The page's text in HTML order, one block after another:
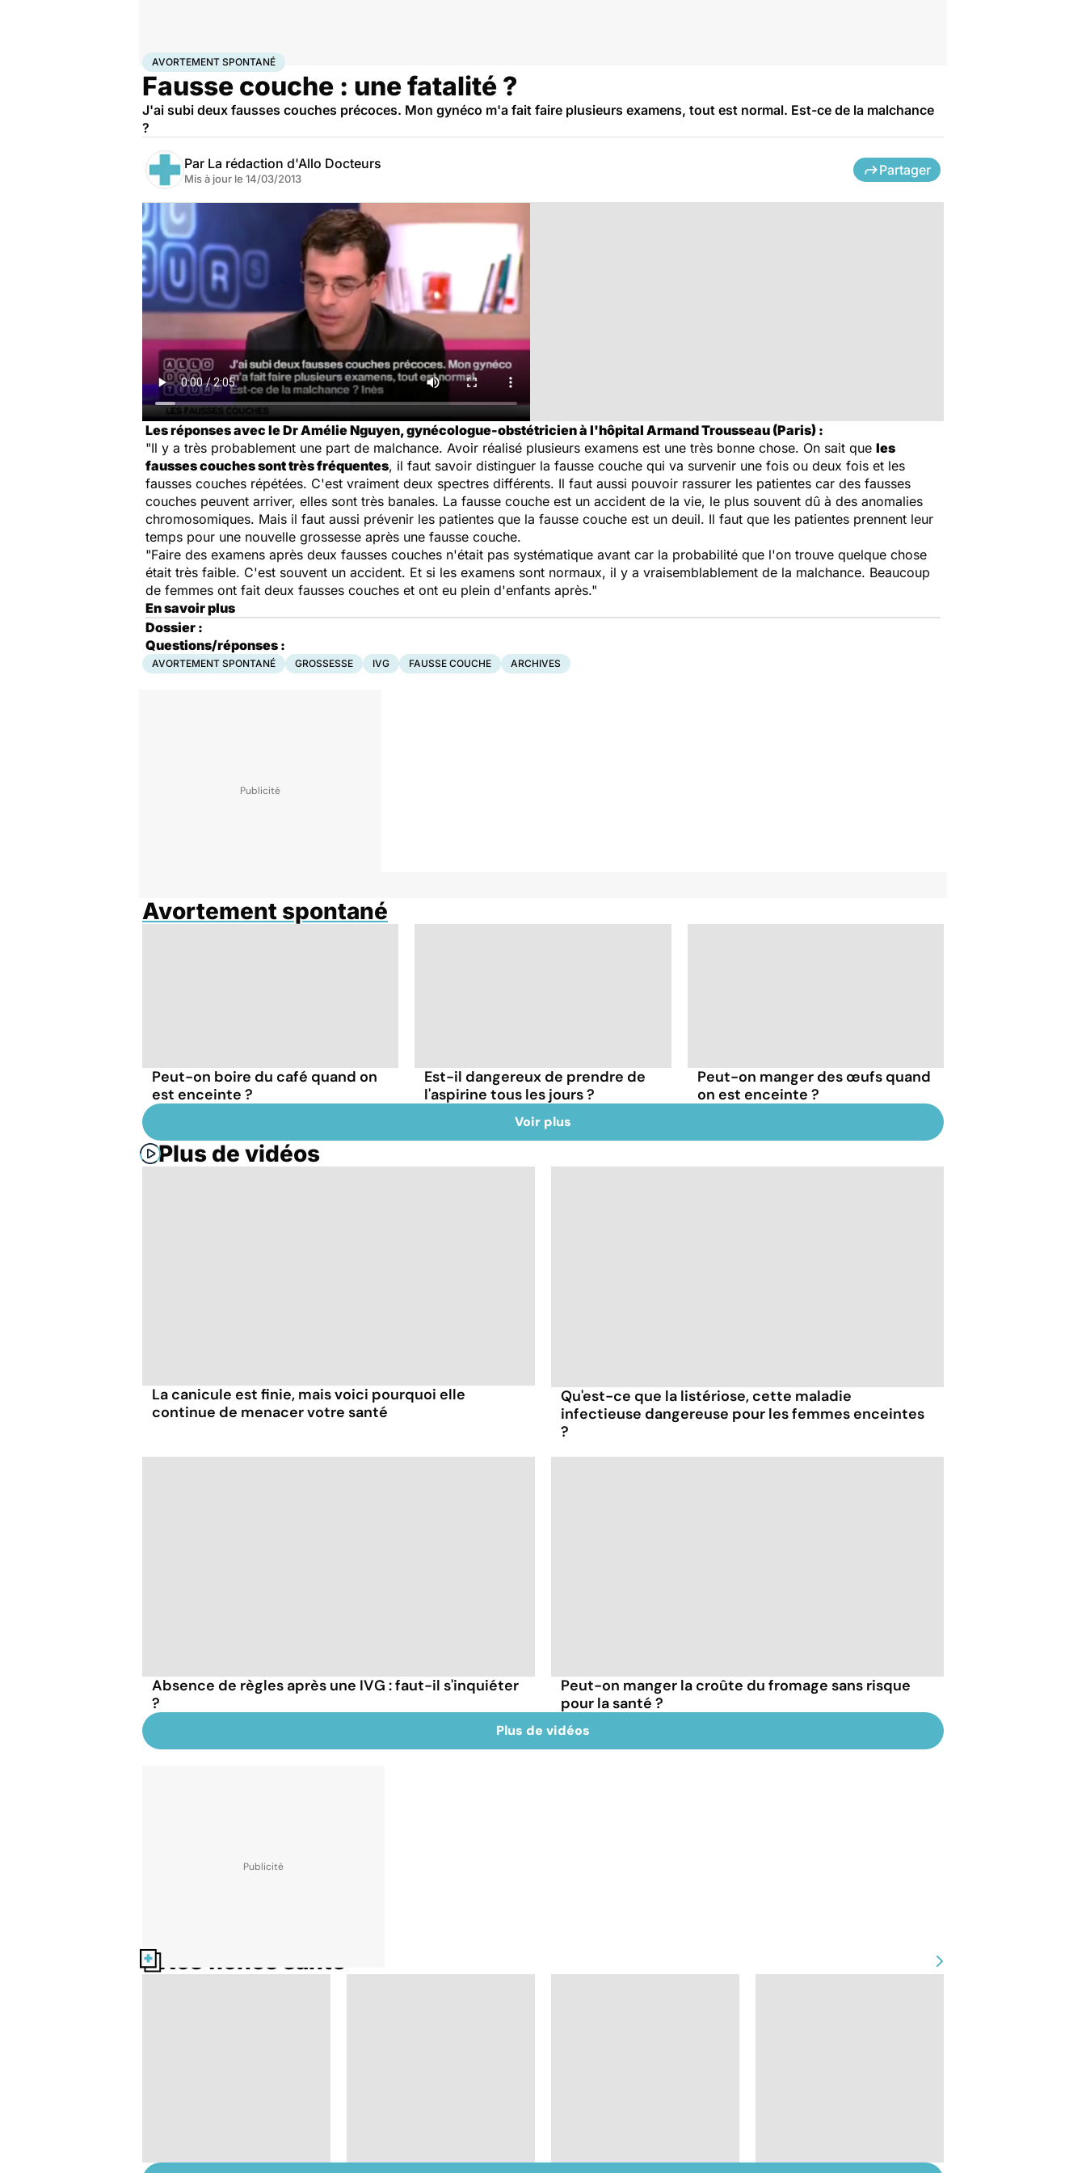
AccueilFamilleGrossesseAvortement spontané
AVORTEMENT SPONTANÉ
Fausse couche : une fatalité ?
J'ai subi deux fausses couches précoces. Mon gynéco m'a fait faire plusieurs examens, tout est normal. Est-ce de la malchance
?
Par La rédaction d'Allo Docteurs
Mis à jour le 14/03/2013
Partager
Les réponses avec le Dr Amélie Nguyen, gynécologue-obstétricien à l'hôpital Armand Trousseau (Paris) :
"Il y a très probablement une part de malchance. Avoir réalisé plusieurs examens est une très bonne chose. On sait que les
fausses couches sont très fréquentes, il faut savoir distinguer la fausse couche qui va survenir une fois ou deux fois et les
fausses couches répétées. C'est vraiment deux spectres différents. Il faut aussi pouvoir rassurer les patientes car des fausses
couches peuvent arriver, elles sont très banales. La fausse couche est un accident de la vie, le plus souvent dû à des anomalies
chromosomiques. Mais il faut aussi prévenir les patientes que la fausse couche est un deuil. Il faut que les patientes prennent leur
temps pour une nouvelle grossesse après une fausse couche.
"Faire des examens après deux fausses couches n'était pas systématique avant car la probabilité que l'on trouve quelque chose
était très faible. C'est souvent un accident. Et si les examens sont normaux, il y a vraisemblablement de la malchance. Beaucoup
de femmes ont fait deux fausses couches et ont eu plein d'enfants après."
En savoir plus
Dossier :
Questions/réponses :
AVORTEMENT SPONTANÉ GROSSESSE IVG FAUSSE COUCHE ARCHIVES
Avortement spontané
Peut-on boire du café quand on
est enceinte ?
Est-il dangereux de prendre de
l'aspirine tous les jours ?
Peut-on manger des œufs quand
on est enceinte ?
Voir plus
Plus de vidéos
La canicule est finie, mais voici pourquoi elle
continue de menacer votre santé
Qu'est-ce que la listériose, cette maladie
infectieuse dangereuse pour les femmes enceintes
?
Absence de règles après une IVG : faut-il s'inquiéter
?
Peut-on manger la croûte du fromage sans risque
pour la santé ?
Plus de vidéos
Nos fiches santé